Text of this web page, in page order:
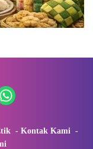
Kontak Kami